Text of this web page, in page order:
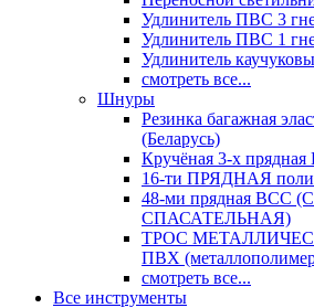
Удлинитель ПВС 3
Удлинитель ПВС 1
Удлинитель
смотреть все...
Шнуры
Резинка багажная
(Беларусь)
Кручёная 3-х
16-ти ПРЯДНАЯ
48-ми прядная ВСС
СПАСАТЕЛЬНАЯ)
ТРОС
ПВХ
смотреть все...
Все инструменты